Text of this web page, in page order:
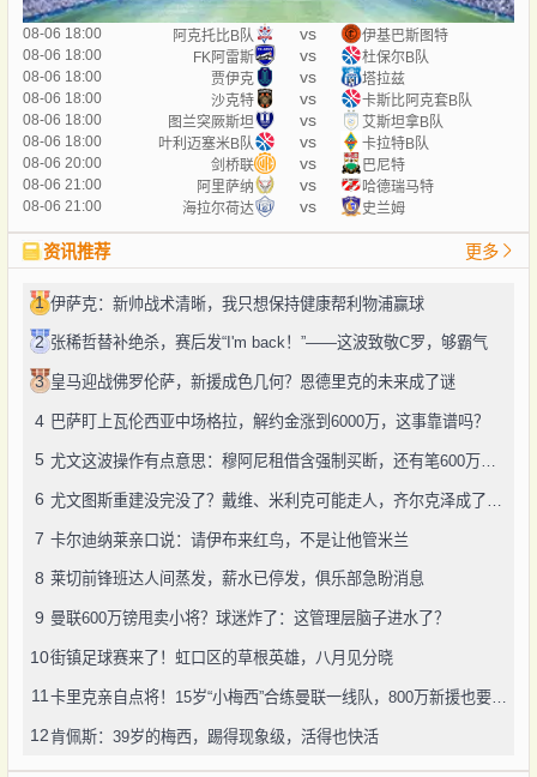
08-06 18:00 阿克托比B队 vs
伊基巴斯图特
08-06 18:00
FK阿雷斯 vs
杜保尔B队
08-06 18:00
贾伊克 vs
塔拉兹
08-06 18:00
沙克特 vs
卡斯比阿克套B队
08-06 18:00
图兰突厥斯坦 vs
艾斯坦拿B队
08-06 18:00
叶利迈塞米B队 vs
卡拉特B队
08-06 20:00
剑桥联 vs
巴尼特
08-06 21:00
阿里萨纳 vs
哈德瑞马特
08-06 21:00
海拉尔荷达 vs 史兰姆
资讯推荐 更多
1 伊萨克：新帅战术清晰，我只想保持健康帮利物浦赢球
2 张稀哲替补绝杀，赛后发“I'm back！”——这波致敬C罗，够霸气
3 皇马迎战佛罗伦萨，新援成色几何？恩德里克的未来成了谜
4 巴萨盯上瓦伦西亚中场格拉，解约金涨到6000万，这事靠谱吗？
5
6
7 卡尔迪纳莱亲口说：请伊布来红鸟，不是让他管米兰
8 莱切前锋班达人间蒸发，薪水已停发，俱乐部急盼消息
9 曼联600万镑甩卖小将？球迷炸了：这管理层脑子进水了？
10街镇足球赛来了！虹口区的草根英雄，八月见分晓
11 卡里克亲自点将！15岁“小梅西”合练曼联一线队，800万新援也要露脸
12 肯佩斯：39岁的梅西，踢得现象级，活得也快活